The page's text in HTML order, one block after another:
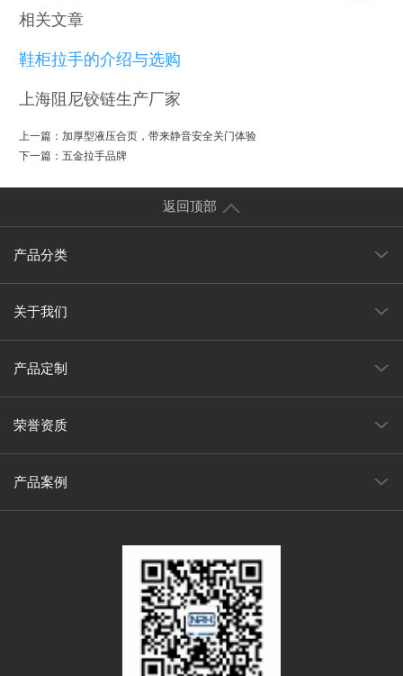
相关文章
鞋柜拉手的介绍与选购
上海阻尼铰链生产厂家
上一篇： 加厚型液压合页，带来静音安全关门体验
下一篇： 五金拉手品牌
返回顶部
产品分类
关于我们
产品定制
荣誉资质
产品案例